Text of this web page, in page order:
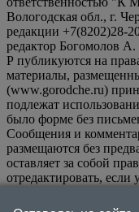
Вологодская обл., г.
редакции +7(8202)28-
редактор Богомолов
Р публикуются на
материалы,
(www.gorodche.ru)
подлежат
было форме без
Сообщения и
размещаются без
оставляет за собой
отредактировать,
или нарушением иных